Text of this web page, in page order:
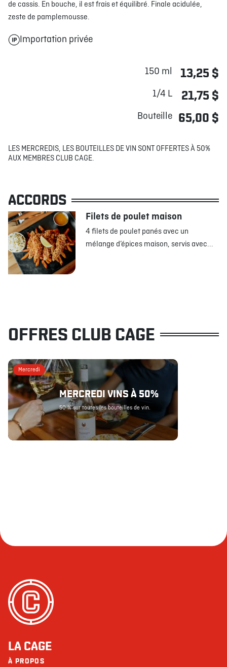
de cassis. En bouche, il est frais et équilibré. Finale acidulée,
zeste de pamplemousse.
Importation privée
150 ml 13,25 $
1/4 L 21,75 $
Bouteille 65,00 $
LES MERCREDIS, LES BOUTEILLES DE VIN SONT OFFERTES À 50%
AUX MEMBRES CLUB CAGE.
ACCORDS
Filets de poulet maison
4 filets de poulet panés avec un
mélange d’épices maison, servis avec...
OFFRES CLUB CAGE
Mercredi
MERCREDI VINS À 50%
50 % sur toutes les bouteilles de vin.
LA CAGE
À PROPOS